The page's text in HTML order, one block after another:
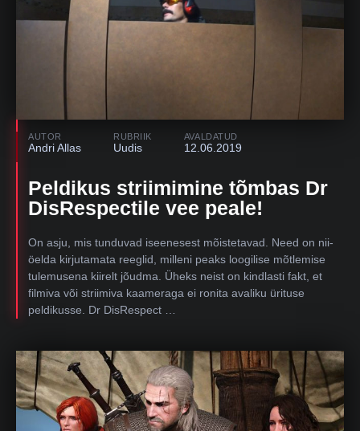
AUTOR
Andri Allas
RUBRIIK
Uudis
AVALDATUD
12.06.2019
Peldikus striimimine tõmbas Dr
DisRespectile vee peale!
On asju, mis tunduvad iseenesest mõistetavad. Need on nii-
öelda kirjutamata reeglid, milleni peaks loogilise mõtlemise
tulemusena kiirelt jõudma. Üheks neist on kindlasti fakt, et
filmiva või striimiva kaameraga ei ronita avaliku ürituse
peldikusse. Dr DisRespect …